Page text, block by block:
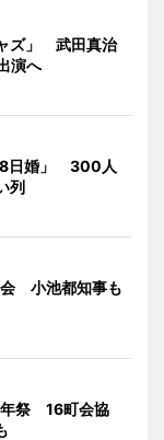
ズ」 武田真治
演へ
8日婚」 300人
列
会 小池都知事も
年祭 16町会協